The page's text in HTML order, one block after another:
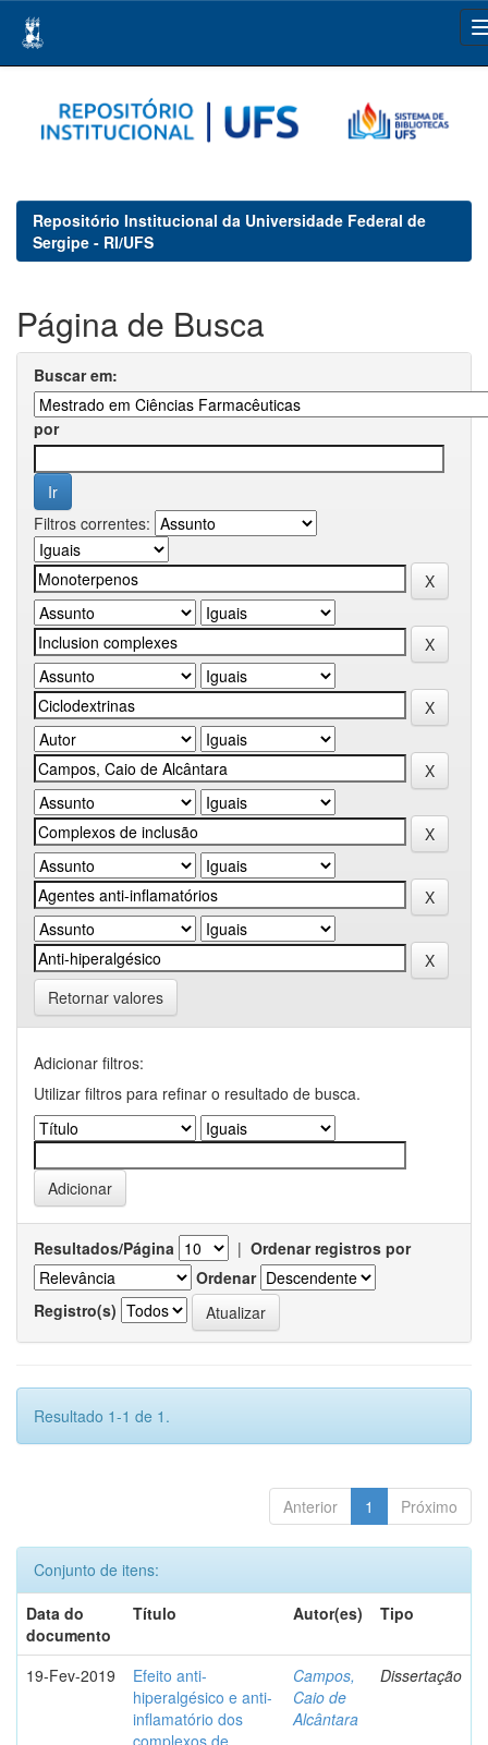
navigation
Repositório Institucional da Universidade Federal de
Sergipe - RI/UFS
Página de Busca
Buscar em:
por
Filtros correntes:
Retornar valores
Adicionar filtros:
Utilizar filtros para refinar o resultado de busca.
Resultados/Página | Ordenar registros por
Ordenar
Registro(s)
Resultado 1-1 de 1.
Anterior 1 Próximo
Conjunto de itens:
Data do
documento
Título Autor(es) Tipo
19-Fev-2019
Efeito anti-
hiperalgésico e anti-
inflamatório dos
complexos de
Campos,
Caio de
Alcântara
Dissertação